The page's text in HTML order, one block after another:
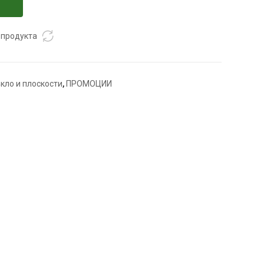
и плоскости, ПРОМОЦИИ